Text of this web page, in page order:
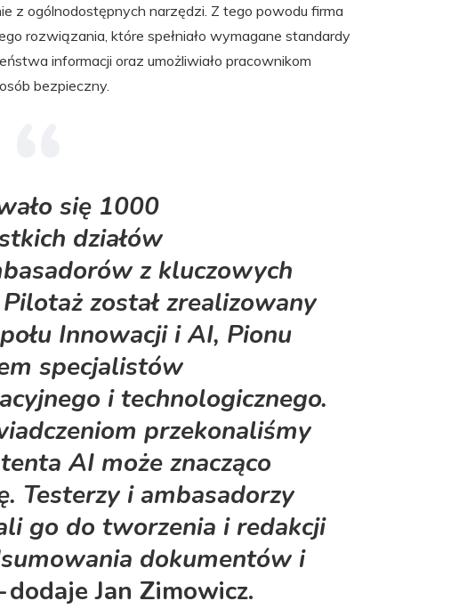
z ogólnodostępnych narzędzi. Z tego powodu firma
rozwiązania, które spełniało wymagane standardy
informacji oraz umożliwiało pracownikom
bezpieczny.
się 1000
działów
z kluczowych
został zrealizowany
Innowacji i AI, Pionu
specjalistów
i technologicznego.
przekonaliśmy
AI może znacząco
Testerzy i ambasadorzy
go do tworzenia i redakcji
dokumentów i
dodaje Jan Zimowicz.